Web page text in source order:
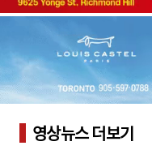
영상뉴스 더보기